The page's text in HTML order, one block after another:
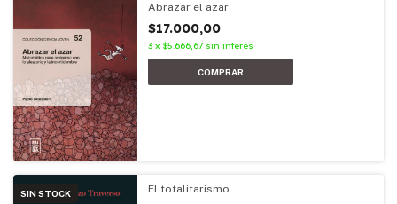
Abrazar el azar
$17.000,00
3 x $5.666,67 sin interés
SIN STOCK El totalitarismo